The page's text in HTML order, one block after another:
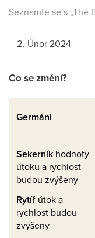
Seznamte se s „The
Únor 2024
Co se změní?
Germáni
Sekerník hodnoty
útoku a rychlost
budou zvýšeny
Rytíř útok a
rychlost budou
zvýšeny